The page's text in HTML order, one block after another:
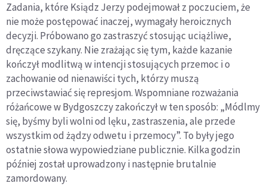
Zadania, które Ksiądz Jerzy podejmował z poczuciem, że
nie może postępować inaczej, wymagały heroicznych
decyzji. Próbowano go zastraszyć stosując uciążliwe,
dręczące szykany. Nie zrażając się tym, każde kazanie
kończył modlitwą w intencji stosujących przemoc i o
zachowanie od nienawiści tych, którzy muszą
przeciwstawiać się represjom. Wspomniane rozważania
różańcowe w Bydgoszczy zakończył w ten sposób: „Módlmy
się, byśmy byli wolni od lęku, zastraszenia, ale przede
wszystkim od żądzy odwetu i przemocy”. To były jego
ostatnie słowa wypowiedziane publicznie. Kilka godzin
później został uprowadzony i następnie brutalnie
zamordowany.